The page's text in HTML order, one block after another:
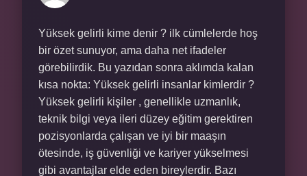
Yüksek gelirli kime denir ? ilk cümlelerde hoş
bir özet sunuyor, ama daha net ifadeler
görebilirdik. Bu yazıdan sonra aklımda kalan
kısa nokta: Yüksek gelirli insanlar kimlerdir ?
Yüksek gelirli kişiler , genellikle uzmanlık,
teknik bilgi veya ileri düzey eğitim gerektiren
pozisyonlarda çalışan ve iyi bir maaşın
ötesinde, iş güvenliği ve kariyer yükselmesi
gibi avantajlar elde eden bireylerdir. Bazı